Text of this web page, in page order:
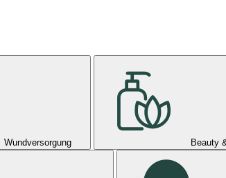
Wundversorgung Beauty